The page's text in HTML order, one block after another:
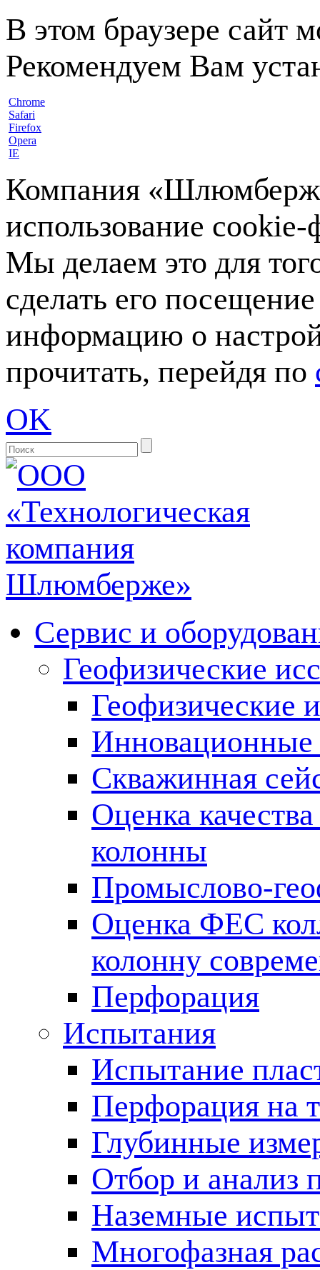
В этом браузере сайт
Рекомендуем Вам
Chrome
Safari
Firefox
Opera
IE
Компания
использование
Мы делаем это для
сделать его
информацию о
прочитать, перейдя по
OK
Сервис и
Геофизические
Геофизические
Инновационные
Скважинная
Оценка
колонны
Промыслово-
Оценка ФЕС
колонну
Перфорация
Испытания
Испытание
Перфорация на
Глубинные
Отбор и анализ
Наземные
Многофазная